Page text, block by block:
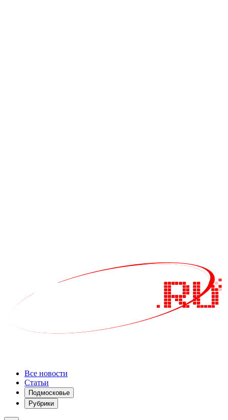
Все новости
Статьи
Подмосковье
Рубрики